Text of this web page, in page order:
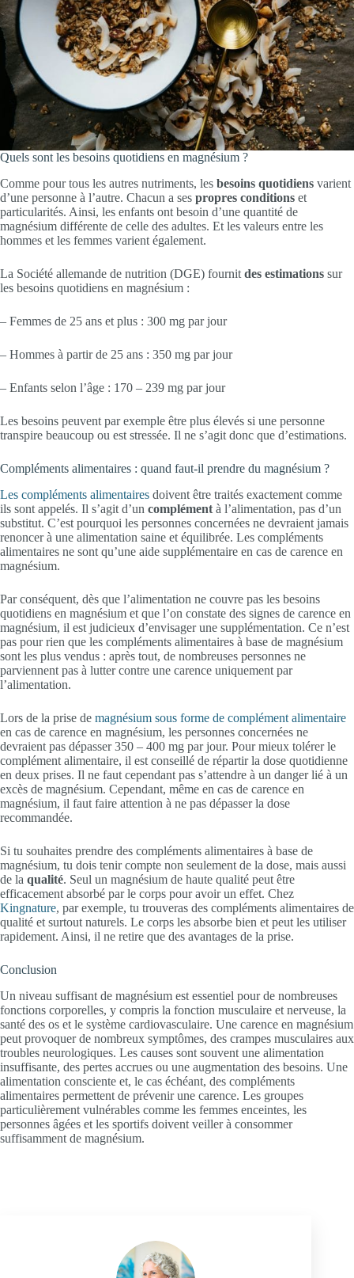
Quels sont les besoins quotidiens en magnésium ?
Comme pour tous les autres nutriments, les besoins quotidiens varient
d’une personne à l’autre. Chacun a ses propres conditions et
particularités. Ainsi, les enfants ont besoin d’une quantité de
magnésium différente de celle des adultes. Et les valeurs entre les
hommes et les femmes varient également.
La Société allemande de nutrition (DGE) fournit des estimations sur
les besoins quotidiens en magnésium :
– Femmes de 25 ans et plus : 300 mg par jour
– Hommes à partir de 25 ans : 350 mg par jour
– Enfants selon l’âge : 170 – 239 mg par jour
Les besoins peuvent par exemple être plus élevés si une personne
transpire beaucoup ou est stressée. Il ne s’agit donc que d’estimations.
Compléments alimentaires : quand faut-il prendre du magnésium ?
Les compléments alimentaires doivent être traités exactement comme
ils sont appelés. Il s’agit d’un complément à l’alimentation, pas d’un
substitut. C’est pourquoi les personnes concernées ne devraient jamais
renoncer à une alimentation saine et équilibrée. Les compléments
alimentaires ne sont qu’une aide supplémentaire en cas de carence en
magnésium.
Par conséquent, dès que l’alimentation ne couvre pas les besoins
quotidiens en magnésium et que l’on constate des signes de carence en
magnésium, il est judicieux d’envisager une supplémentation. Ce n’est
pas pour rien que les compléments alimentaires à base de magnésium
sont les plus vendus : après tout, de nombreuses personnes ne
parviennent pas à lutter contre une carence uniquement par
l’alimentation.
Lors de la prise de magnésium sous forme de complément alimentaire
en cas de carence en magnésium, les personnes concernées ne
devraient pas dépasser 350 – 400 mg par jour. Pour mieux tolérer le
complément alimentaire, il est conseillé de répartir la dose quotidienne
en deux prises. Il ne faut cependant pas s’attendre à un danger lié à un
excès de magnésium. Cependant, même en cas de carence en
magnésium, il faut faire attention à ne pas dépasser la dose
recommandée.
Si tu souhaites prendre des compléments alimentaires à base de
magnésium, tu dois tenir compte non seulement de la dose, mais aussi
de la qualité. Seul un magnésium de haute qualité peut être
efficacement absorbé par le corps pour avoir un effet. Chez
Kingnature, par exemple, tu trouveras des compléments alimentaires de
qualité et surtout naturels. Le corps les absorbe bien et peut les utiliser
rapidement. Ainsi, il ne retire que des avantages de la prise.
Conclusion
Un niveau suffisant de magnésium est essentiel pour de nombreuses
fonctions corporelles, y compris la fonction musculaire et nerveuse, la
santé des os et le système cardiovasculaire. Une carence en magnésium
peut provoquer de nombreux symptômes, des crampes musculaires aux
troubles neurologiques. Les causes sont souvent une alimentation
insuffisante, des pertes accrues ou une augmentation des besoins. Une
alimentation consciente et, le cas échéant, des compléments
alimentaires permettent de prévenir une carence. Les groupes
particulièrement vulnérables comme les femmes enceintes, les
personnes âgées et les sportifs doivent veiller à consommer
suffisamment de magnésium.